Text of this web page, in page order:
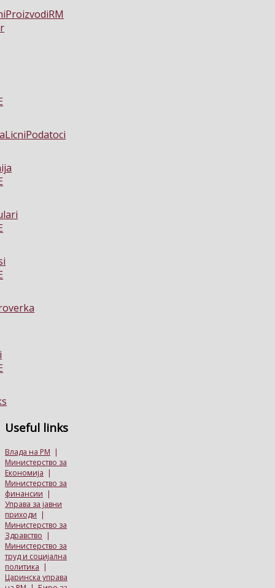
Useful links
Влада на РМ |
Министерство за
Економија |
Министерство за
финансии |
Управа за јавни
приходи |
Министерство за
Здравство |
Министерство за
труд и социјална
политика |
Царинска управа